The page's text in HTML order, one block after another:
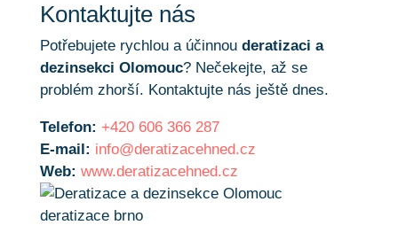
Kontaktujte nás
Potřebujete rychlou a účinnou deratizaci a
dezinsekci Olomouc? Nečekejte, až se
problém zhorší. Kontaktujte nás ještě dnes.
Telefon: +420 606 366 287
E-mail: info@deratizacehned.cz
Web: www.deratizacehned.cz
deratizace brno